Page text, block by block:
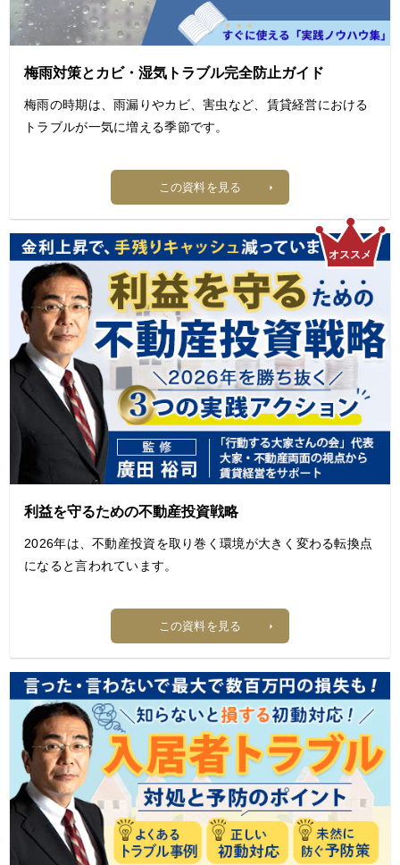
す。
【目次】
2. 銀行はタイプごとに評価方法を変えている
3. 私の最近の投資手法
梅雨対策とカビ・湿気トラブル完全防止ガイド
梅雨の時期は、雨漏りやカビ、害虫など、賃貸経営における
トラブルが一気に増える季節です。
特に注意したいのは、ちょっとした建物の劣化や管理不足
が、入居者クレームや退去、さらには家賃減額や損害賠償に
まで発展する可能性があるという点です。
例えば、雨漏りへの対応が遅れた場合、建物の劣化だけでな
く、入居者から家賃減額や解約を求められるケースもありま
す。
本資料では、梅雨前に確認しておきたい建物のチェックポイ
ントから、カビ・湿気対策、雨漏り発生時の対応手順まで、
賃貸オーナーが押さえておくべき実践的な対策について詳し
く解説します。
1. 梅雨時期のアパート経営で起こりやすいトラブル
2. 梅雨前にオーナーが確認すべき建物チェック項目
4. 雨漏り・漏水が発生したときの対応手順
まとめ｜梅雨前の点検と早めの修繕で安定経営につなげよう
この資料を見る
利益を守るための不動産投資戦略
2026年は、不動産投資を取り巻く環境が大きく変わる転換点
になると言われています。
特に注目すべきは、
「金利上昇」「不動産価格の高騰」「インフレ進行」の3つ
が同時に進行している点です。
例えば、変動金利で融資を受けている場合、
わずかな金利上昇でも返済負担は大きく増加します。
一方で、物件価格は高止まりが続いており、
以前のように“買えば儲かる”時代ではなくなりつつありま
す。
本資料では、宅地建物取引士・公認不動産コンサルティング
マスターとして、
この資料を見る